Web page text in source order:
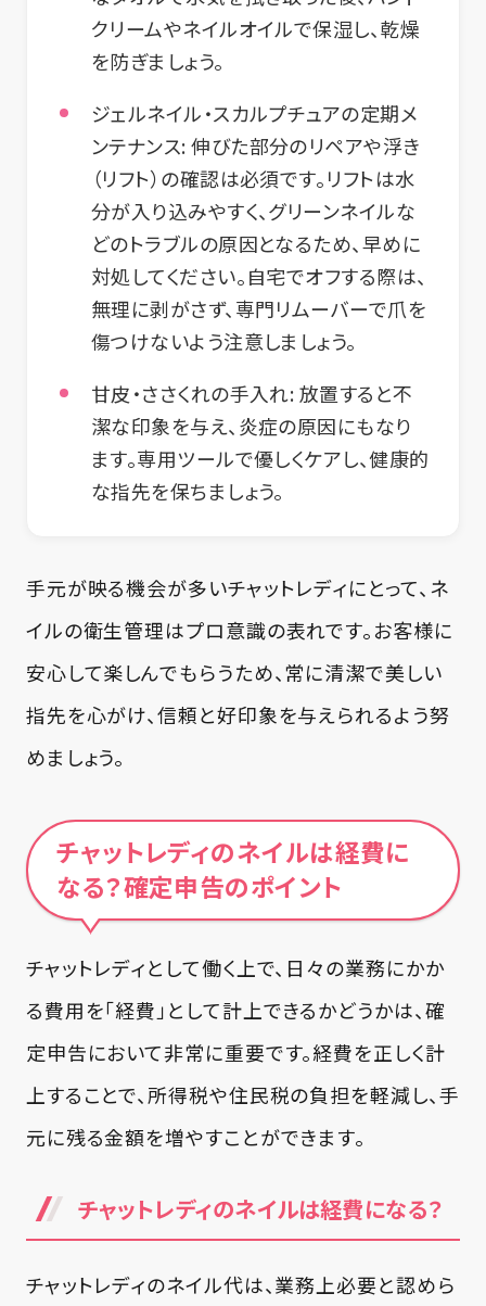
クリームやネイルオイルで保湿し、乾燥
を防ぎましょう。
ジェルネイル・スカルプチュアの定期メ
ンテナンス:伸びた部分のリペアや浮き
（リフト）の確認は必須です。リフトは水
分が入り込みやすく、グリーンネイルな
どのトラブルの原因となるため、早めに
対処してください。自宅でオフする際は、
無理に剥がさず、専門リムーバーで爪を
傷つけないよう注意しましょう。
甘皮・ささくれの手入れ:放置すると不
潔な印象を与え、炎症の原因にもなり
ます。専用ツールで優しくケアし、健康的
な指先を保ちましょう。
手元が映る機会が多いチャットレディにとって、ネ
イルの衛生管理はプロ意識の表れです。お客様に
安心して楽しんでもらうため、常に清潔で美しい
指先を心がけ、信頼と好印象を与えられるよう努
めましょう。
チャットレディのネイルは経費に
なる？確定申告のポイント
チャットレディとして働く上で、日々の業務にかか
る費用を「経費」として計上できるかどうかは、確
定申告において非常に重要です。経費を正しく計
上することで、所得税や住民税の負担を軽減し、手
元に残る金額を増やすことができます。
チャットレディのネイルは経費になる？
チャットレディのネイル代は、業務上必要と認めら